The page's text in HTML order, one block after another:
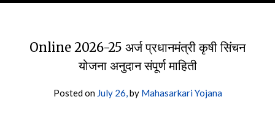
Online 2026-25 अर्ज प्रधानमंत्री कृषी सिंचन
योजना अनुदान संपूर्ण माहिती
Posted on July 26,by Mahasarkari Yojana